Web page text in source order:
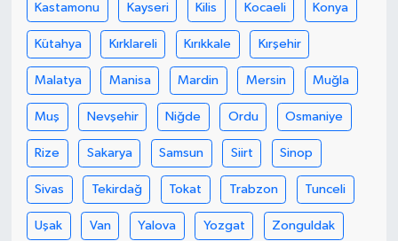
Kastamonu Kayseri Kilis Kocaeli Konya
Kütahya Kırklareli Kırıkkale Kırşehir
Malatya Manisa Mardin Mersin Muğla
Muş Nevşehir Niğde Ordu Osmaniye
Rize Sakarya Samsun Siirt Sinop
Sivas Tekirdağ Tokat Trabzon Tunceli
Uşak Van Yalova Yozgat Zonguldak